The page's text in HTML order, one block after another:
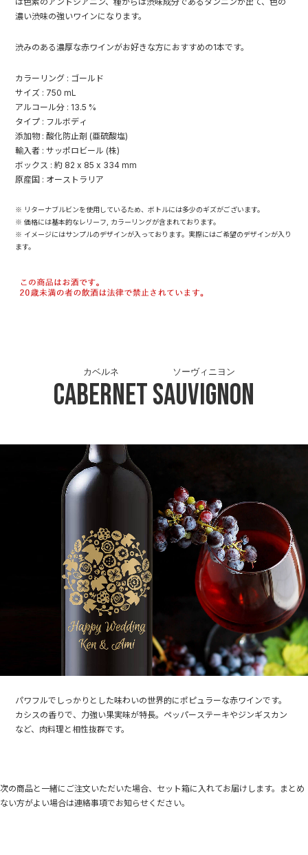
濃い渋味の強いワインになります。
渋みのある濃厚な赤ワインがお好きな方におすすめの1本です。
カラーリング : ゴールド
サイズ : 750 mL
アルコール分 : 13.5 %
タイプ : フルボディ
添加物 : 酸化防止剤 (亜硫酸塩)
輸入者 : サッポロビール (株)
ボックス : 約 82 x 85 x 334 mm
原産国 : オーストラリア
※ リターナブルビンを使用しているため、ボトルには多少のギズがございます。
※ 価格には基本的なレリーフ, カラーリングが含まれております。
※ イメージにはサンプルのデザインが入っております。実際にはご希望のデザインが入り
ます。
Cabernet
カベルネ
Sauvignon
ソーヴィニヨン
パワフルでしっかりとした味わいの世界的にポピュラーな赤ワインです。
カシスの香りで、力強い果実味が特長。ペッパーステーキやジンギスカン
など、肉料理と相性抜群です。
次の商品と一緒にご注文いただいた場合、セット箱に入れてお届けします。まとめ
ない方がよい場合は連絡事項でお知らせください。